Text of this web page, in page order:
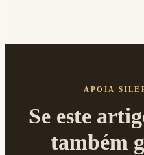
APOIA
Se este
também